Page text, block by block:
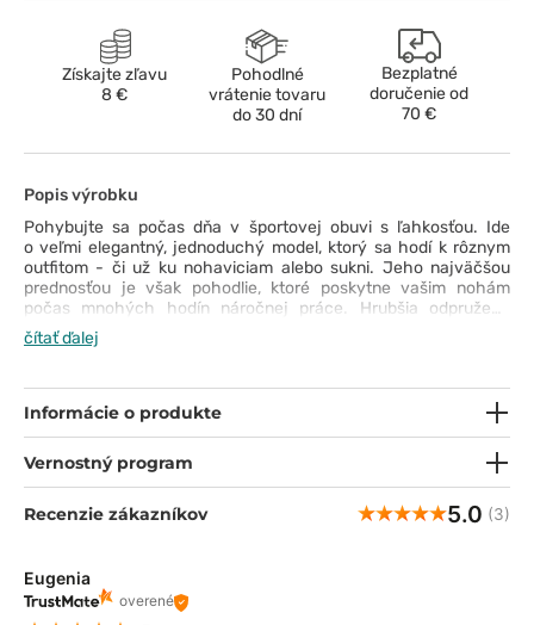
Získajte zľavu
8 €
Pohodlné
vrátenie tovaru
do 30 dní
Bezplatné
doručenie od
70 €
Popis výrobku
Pohybujte sa počas dňa v športovej obuvi s ľahkosťou. Ide
o veľmi elegantný, jednoduchý model, ktorý sa hodí k rôznym
outfitom - či už ku nohaviciam alebo sukni. Jeho najväčšou
prednosťou je však pohodlie, ktoré poskytne vašim nohám
počas mnohých hodín náročnej práce. Hrubšia odpružená
podrážka a dokonalé prispôsobenie topánky odstránia bolesť
nôh. Protišmyková úprava zaistí vašu bezpečnosť za
zvršok z 3D sieťoviny vďaka použitej technológii Coolmax®
znamená skvelú reguláciu teploty, odvádza vlhkosť a udržuje
vaše nohy v suchu. A vyberateľné stielky dodávajú ďalší rozmer
sviežosti. Môžete ich tiež vymeniť za špeciálne ortopedické
vložky pre ešte väčšie pohodlie na dennej báze.
čítať ďalej
Informácie o produkte
Vernostný program
Recenzie zákazníkov 5.0 (3)
Eugenia
overené